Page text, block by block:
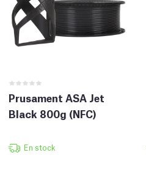
Prusament ASA Jet
Black 800g (NFC)
En stock